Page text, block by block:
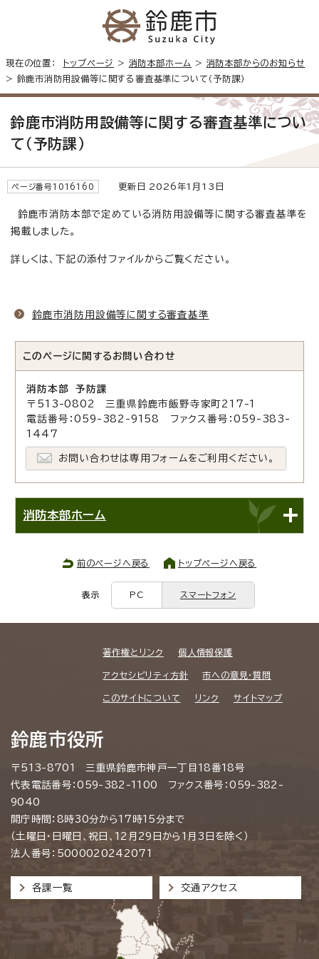
現在の位置： トップページ > 消防本部ホーム > 消防本部からのお知らせ
> 鈴鹿市消防用設備等に関する審査基準について（予防課）
鈴鹿市消防用設備等に関する審査基準につい
て（予防課）
ページ番号1016160 更新日 2026年1月13日
鈴鹿市消防本部で定めている消防用設備等に関する審査基準を
掲載しました。
詳しくは、下記の添付ファイルからご覧ください。
鈴鹿市消防用設備等に関する審査基準
このページに関する お問い合わせ
消防本部 予防課
〒513-0802 三重県鈴鹿市飯野寺家町217-1
電話番号：059-382-9158 ファクス番号：059-383-
1447
お問い合わせは専用フォームをご利用ください。
消防本部ホーム
前のページへ戻る トップページへ戻る
表示 PC スマートフォン
著作権とリンク 個人情報保護
アクセシビリティ方針 市への意見・質問
このサイトについて リンク サイトマップ
鈴鹿市役所
〒513-8701 三重県鈴鹿市神戸一丁目18番18号
代表電話番号：059-382-1100 ファクス番号：059-382-
9040
開庁時間：8時30分から17時15分まで
（土曜日・日曜日、祝日、12月29日から1月3日を除く）
法人番号：5000020242071
各課一覧 交通アクセス